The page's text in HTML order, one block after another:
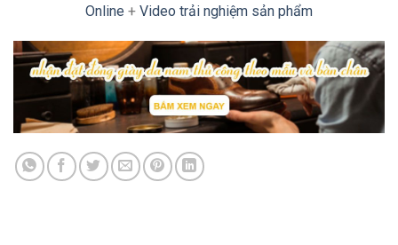
Online + Video trải nghiệm sản phẩm